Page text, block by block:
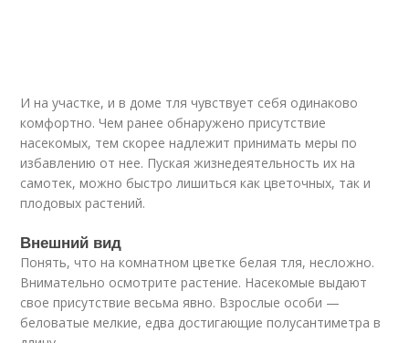
И на участке, и в доме тля чувствует себя одинаково
комфортно. Чем ранее обнаружено присутствие
насекомых, тем скорее надлежит принимать меры по
избавлению от нее. Пуская жизнедеятельность их на
самотек, можно быстро лишиться как цветочных, так и
плодовых растений.
Внешний вид
Понять, что на комнатном цветке белая тля, несложно.
Внимательно осмотрите растение. Насекомые выдают
свое присутствие весьма явно. Взрослые особи —
беловатые мелкие, едва достигающие полусантиметра в